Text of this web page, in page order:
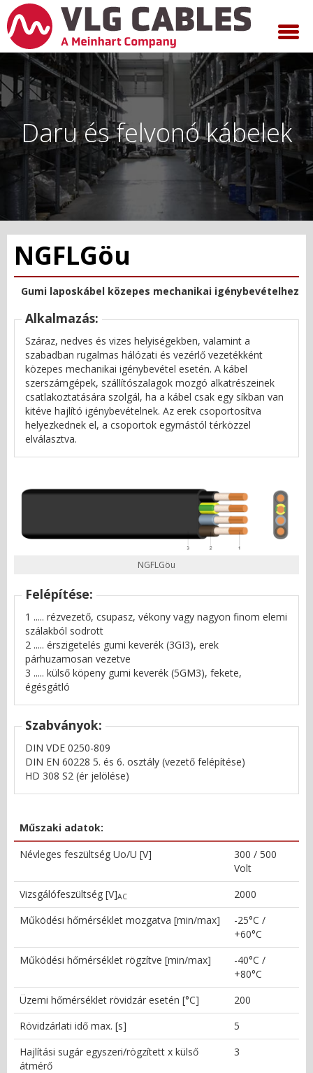
Daru és felvonó kábelek
NGFLGöu
Gumi laposkábel közepes mechanikai igénybevételhez
Alkalmazás:
Száraz, nedves és vizes helyiségekben, valamint a
szabadban rugalmas hálózati és vezérlő vezetékként
közepes mechanikai igénybevétel esetén. A kábel
szerszámgépek, szállítószalagok mozgó alkatrészeinek
csatlakoztatására szolgál, ha a kábel csak egy síkban van
kitéve hajlító igénybevételnek. Az erek csoportosítva
helyezkednek el, a csoportok egymástól térközzel
elválasztva.
NGFLGöu
Felépítése:
1 ..... rézvezető, csupasz, vékony vagy nagyon finom elemi
szálakból sodrott
2 ..... érszigetelés gumi keverék (3GI3), erek
párhuzamosan vezetve
3 ..... külső köpeny gumi keverék (5GM3), fekete,
égésgátló
Szabványok:
DIN VDE 0250-809
DIN EN 60228 5. és 6. osztály (vezető felépítése)
HD 308 S2 (ér jelölése)
Műszaki adatok:
Névleges feszültség Uo/U [V]
300 / 500
Volt
Vizsgálófeszültség [V]AC
2000
Működési hőmérséklet mozgatva [min/max]
-25°C /
+60°C
Működési hőmérséklet rögzítve [min/max]
-40°C /
+80°C
Üzemi hőmérséklet rövidzár esetén [°C]
200
Rövidzárlati idő max. [s]
5
Hajlítási sugár egyszeri/rögzített x külső
átmérő
3